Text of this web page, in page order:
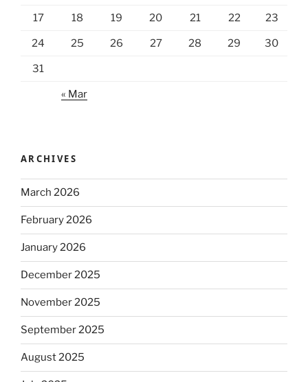
17 18 19 20 21 22 23
24 25 26 27 28 29 30
31
« Mar
ARCHIVES
March 2026
February 2026
January 2026
December 2025
November 2025
September 2025
August 2025